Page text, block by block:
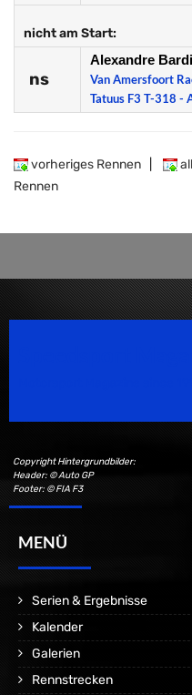
nicht am Start:
ns
Alexandre
Van Amersfoort
Tatuus F3 T-318 -
vorheriges Rennen
Rennen
Copyright Hintergrundbilder:
Header: © Auto GP
Footer: © FIA F3
MENÜ
Serien & Ergebnisse
Kalender
Galerien
Rennstrecken